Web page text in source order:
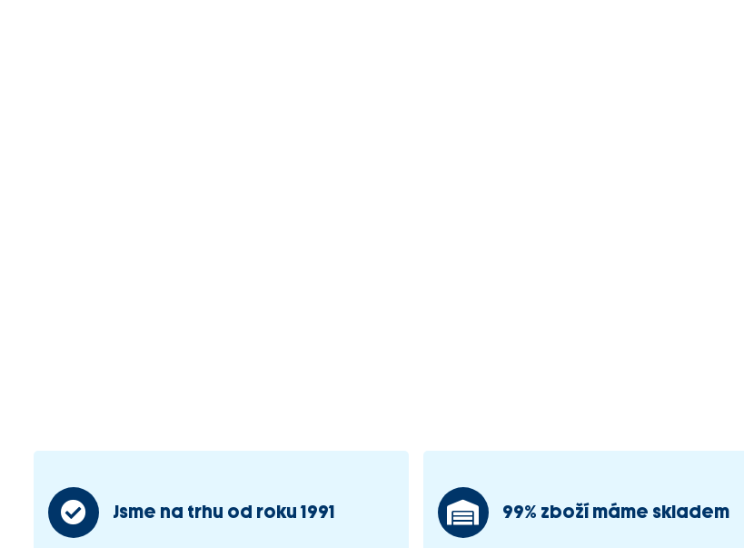
Jsme na trhu od roku 1991 99% zboží máme skladem